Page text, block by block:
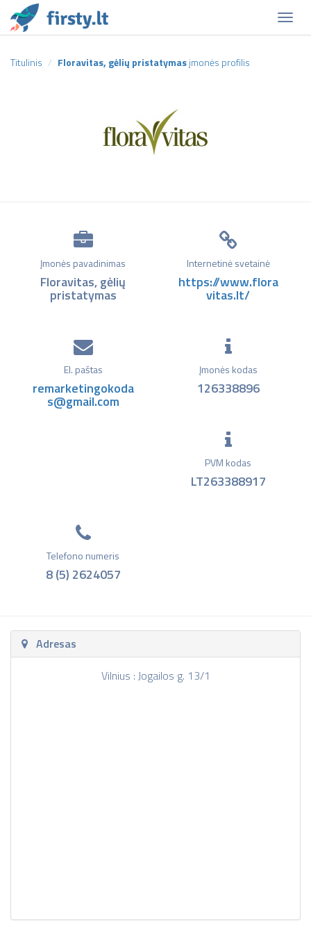
Titulinis Floravitas, gėlių pristatymasįmonės profilis
Įmonės pavadinimas
Floravitas, gėlių
pristatymas
Internetinė svetainė
https://www.flora
vitas.lt/
El. paštas
remarketingokoda
s@gmail.com
Įmonės kodas
126338896
PVM kodas
LT263388917
Telefono numeris
8 (5) 2624057
Adresas
Vilnius : Jogailos g. 13/1